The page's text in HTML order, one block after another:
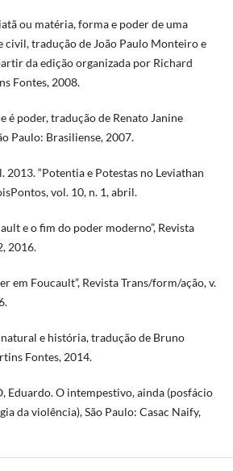
ou matéria, forma e poder de uma
civil, tradução de João Paulo Monteiro e
da edição organizada por Richard
Fontes, 2008.
é poder, tradução de Renato Janine
Paulo: Brasiliense, 2007.
2013. “Potentia e Potestas no Leviathan
vol. 10, n. 1, abril.
e o fim do poder moderno”, Revista
2016.
em Foucault”, Revista Trans/form/ação, v.
natural e história, tradução de Bruno
Fontes, 2014.
Eduardo. O intempestivo, ainda (posfácio
da violência), São Paulo: Casac Naify,